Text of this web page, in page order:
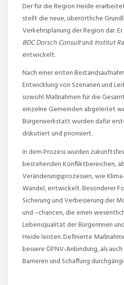
Der für die Region Heide
stellt die neue, überörtliche
Verkehrsplanung der Region dar.
BDC Dorsch Consultund Institut
entwickelt.
Nach einer ersten
Entwicklung von Szenarien und
sowohl Maßnahmen für die
einzelne Gemeinden abgeleitet
Bürgerwerkstatt wurden dafür
diskutiert und priorisiert.
In dem Prozess wurden
bestehenden Konfliktbereichen,
Veränderungsprozessen, wie
Wandel, entwickelt. Besonderer
Sicherung und Verbesserung der
und –chancen, die einen
Lebensqualität der Bürgerinnen
Heide leisten. Definierte
bessere ÖPNV-Anbindung, als
Barrieren und Schaffung